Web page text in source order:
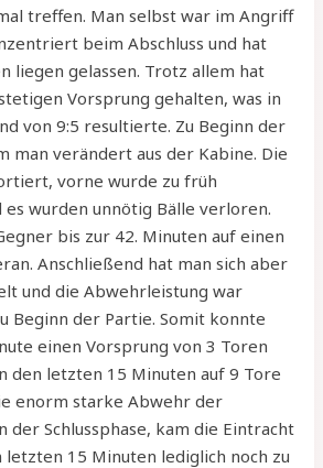
treffen. Man selbst war im Angriff
beim Abschluss und hat
liegen gelassen. Trotz allem hat
Vorsprung gehalten, was in
von 9:5 resultierte. Zu Beginn der
man verändert aus der Kabine. Die
vorne wurde zu früh
es wurden unnötig Bälle verloren.
bis zur 42. Minuten auf einen
Anschließend hat man sich aber
und die Abwehrleistung war
Beginn der Partie. Somit konnte
einen Vorsprung von 3 Toren
den letzten 15 Minuten auf 9 Tore
enorm starke Abwehr der
der Schlussphase, kam die Eintracht
letzten 15 Minuten lediglich noch zu